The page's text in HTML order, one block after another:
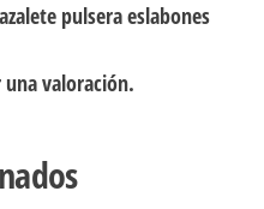
pulsera eslabones
valoración.